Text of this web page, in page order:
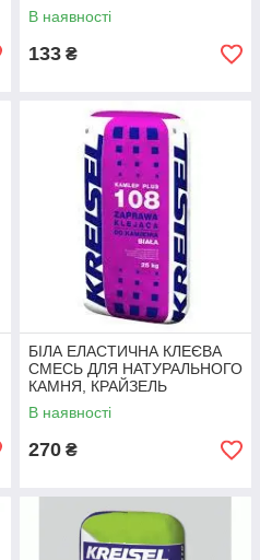
В наявності
133 ₴
БІЛА ЕЛАСТИЧНА КЛЕЄВА
СМЕСЬ ДЛЯ НАТУРАЛЬНОГО
КАМНЯ, КРАЙЗЕЛЬ
(KREISEL) 108, 25 КГ
В наявності
270 ₴